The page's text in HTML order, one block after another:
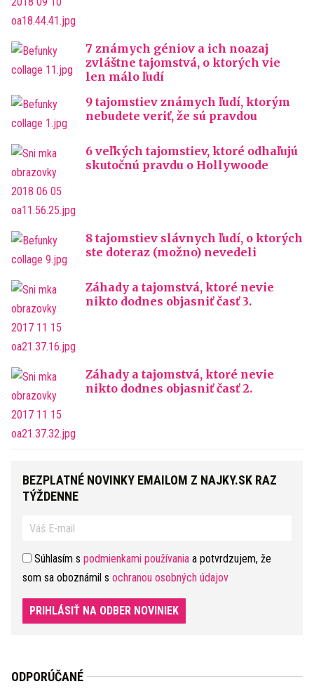
7 známych géniov a ich noazaj
zvláštne tajomstvá, o ktorých vie
len málo ľudí
9 tajomstiev známych ľudí, ktorým
nebudete veriť, že sú pravdou
6 veľkých tajomstiev, ktoré odhaľujú
skutočnú pravdu o Hollywoode
8 tajomstiev slávnych ľudí, o ktorých
ste doteraz (možno) nevedeli
Záhady a tajomstvá, ktoré nevie
nikto dodnes objasniť časť 3.
Záhady a tajomstvá, ktoré nevie
nikto dodnes objasniť časť 2.
BEZPLATNÉ NOVINKY EMAILOM Z NAJKY.SK RAZ
TÝŽDENNE
Súhlasím s podmienkami používania a potvrdzujem, že
som sa oboznámil s ochranou osobných údajov
PRIHLÁSIŤ NA ODBER NOVINIEK
ODPORÚČANÉ